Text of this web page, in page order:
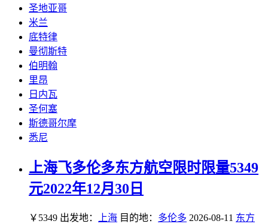
圣地亚哥
米兰
底特律
曼彻斯特
伯明翰
里昂
日内瓦
圣何塞
斯德哥尔摩
悉尼
上海飞多伦多东方航空限时限量5349
元2022年12月30日
￥5349 出发地： 上海 目的地： 多伦多 2026-08-11 东方